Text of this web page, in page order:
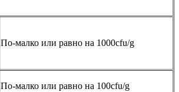
По-малко или равно на 1000cfu/g
По-малко или равно на 100cfu/g